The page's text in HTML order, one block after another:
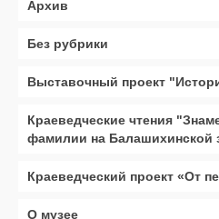
Архив
Без рубрики
Выставочный проект
Краеведческие чтения
фамилии на Балашихинской
Краеведческий проект «От
О музее